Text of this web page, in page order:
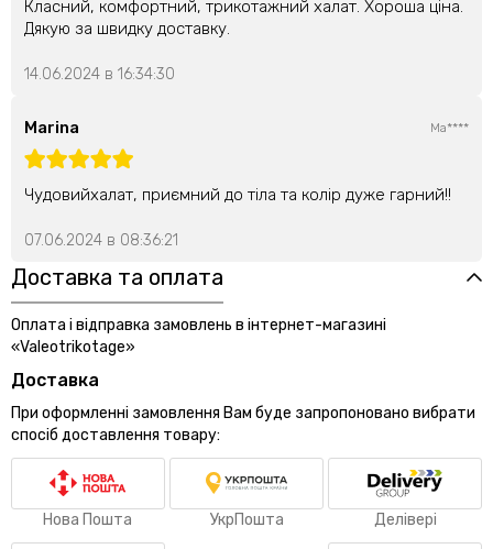
Класний, комфортний, трикотажний халат. Хороша ціна.
Дякую за швидку доставку.
14.06.2024 в 16:34:30
Marina Ma****
Чудовийхалат, приємний до тіла та колір дуже гарний!!
07.06.2024 в 08:36:21
Доставка та оплата
Оплата і відправка замовлень в інтернет-магазині
«Valeotrikotage»
Доставка
При оформленні замовлення Вам буде запропоновано вибрати
спосіб доставлення товару:
Нова Пошта УкрПошта Делівері